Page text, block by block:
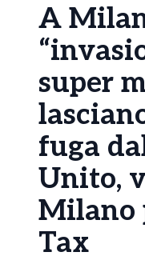
A
super
fuga
Unito,
Milano
Tax